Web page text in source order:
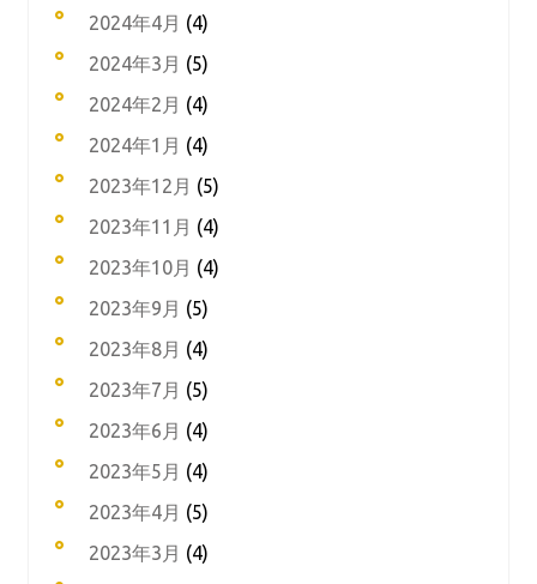
2024年4月 (4)
2024年3月 (5)
2024年2月 (4)
2024年1月 (4)
2023年12月 (5)
2023年11月 (4)
2023年10月 (4)
2023年9月 (5)
2023年8月 (4)
2023年7月 (5)
2023年6月 (4)
2023年5月 (4)
2023年4月 (5)
2023年3月 (4)